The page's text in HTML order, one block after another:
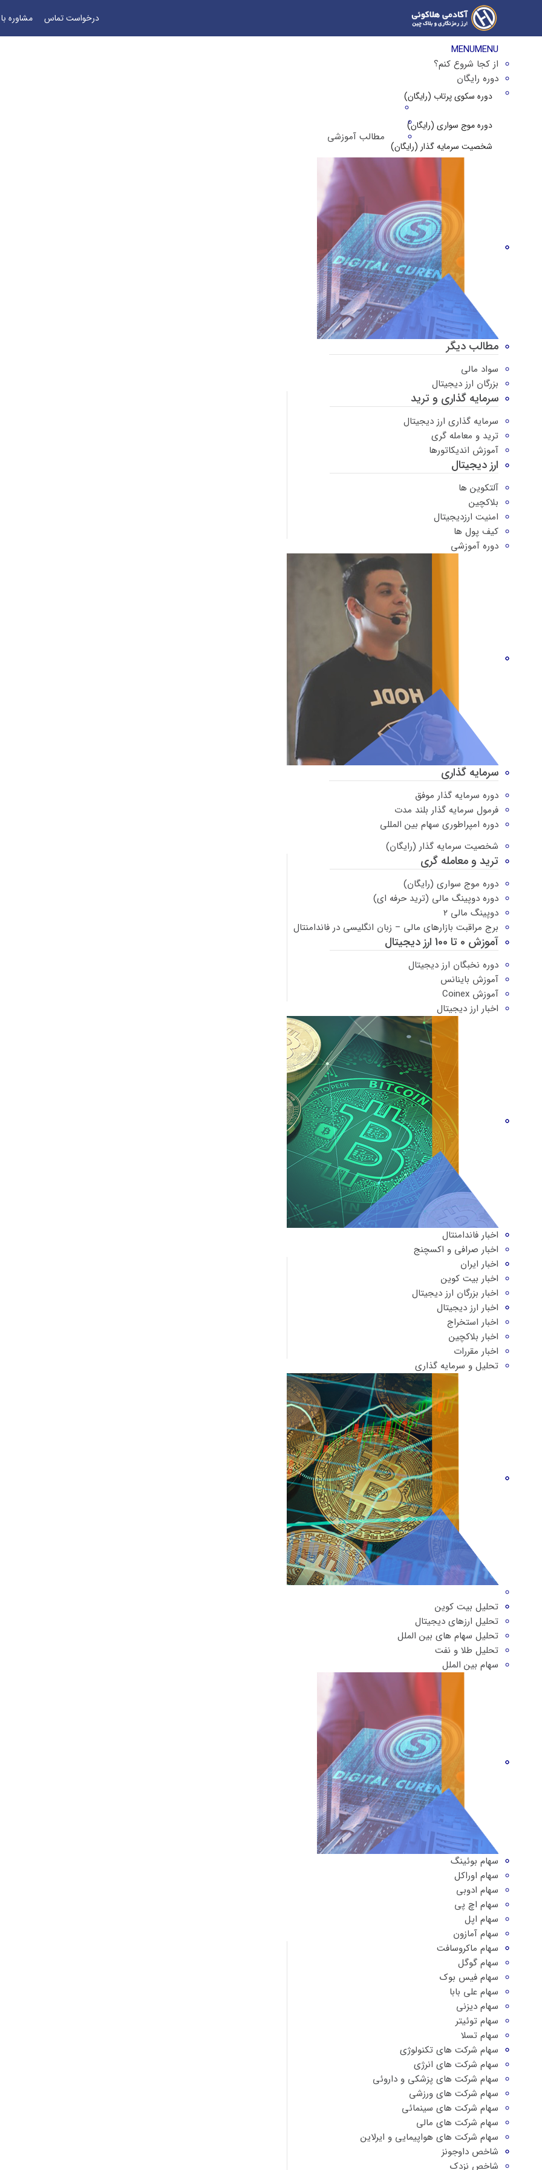
درخواست تماس مشاوره
MENUMENU
از کجا شروع کنم؟
دوره رایگان
دوره سکوی پرتاب (رایگان)
دوره موج سواری (رایگان)
شخصیت سرمایه گذار (رایگان)
مطالب آموزشی
مطالب دیگر
سواد مالی
بزرگان ارز دیجیتال
سرمایه گذاری و ترید
سرمایه گذاری ارز دیجیتال
ترید و معامله گری
آموزش اندیکاتورها
ارز دیجیتال
آلتکوین ها
بلاکچین
امنیت ارزدیجیتال
کیف پول ها
دوره‌ آموزشی
سرمایه گذاری
دوره سرمایه گذار موفق
فرمول سرمایه گذار بلند مدت
دوره امپراطوری سهام بین المللی
شخصیت سرمایه گذار (رایگان)
ترید و معامله گری
دوره موج سواری (رایگان)
دوره دوپینگ مالی (ترید حرفه ای)
دوپینگ مالی ۲
برج مراقبت بازارهای مالی – زبان انگلیسی در فاندامنتال
آموزش 0 تا 100 ارز دیجیتال
دوره نخبگان ارز دیجیتال
آموزش باینانس
آموزش Coinex
اخبار ارز دیجیتال
اخبار فاندامنتال
اخبار صرافی و اکسچنج
اخبار ایران
اخبار بیت کوین
اخبار بزرگان ارز دیجیتال
اخبار ارز دیجیتال
اخبار استخراج
اخبار بلاکچین
اخبار مقررات
تحلیل و سرمایه گذاری
تحلیل بیت کوین
تحلیل ارزهای دیجیتال
تحلیل سهام های بین الملل
تحلیل طلا و نفت
سهام بین الملل
سهام بوئینگ
سهام اوراکل
سهام ادوبی
سهام اچ پی
سهام اپل
سهام آمازون
سهام ماکروسافت
سهام گوگل
سهام فیس بوک
سهام علی بابا
سهام دیزنی
سهام توئیتر
سهام تسلا
سهام شرکت های تکنولوژی
سهام شرکت های انرژی
سهام شرکت های پزشکی و داروئی
سهام شرکت های ورزشی
سهام شرکت های سینمائی
سهام شرکت های مالی
سهام شرکت های هواپیمایی و ایرلاین
شاخص داوجونز
شاخص نزدک